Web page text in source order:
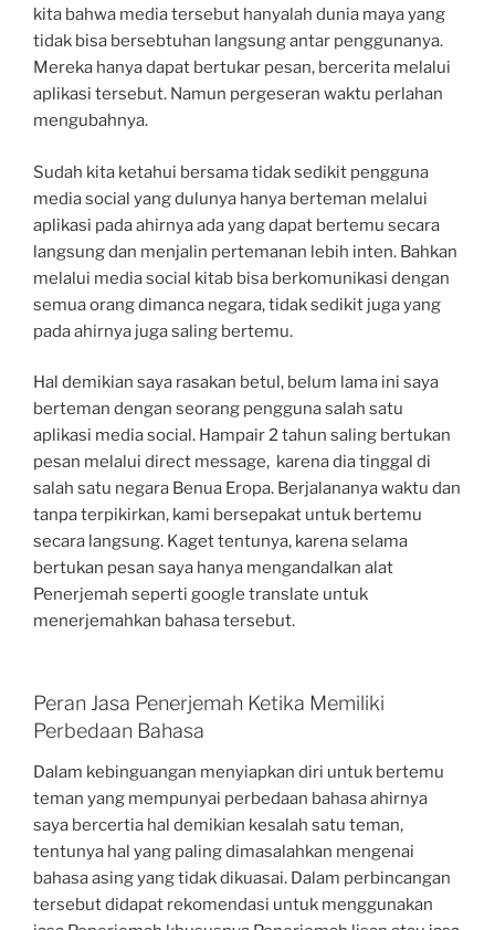
kita bahwa media tersebut hanyalah dunia maya yang
tidak bisa bersebtuhan langsung antar penggunanya.
Mereka hanya dapat bertukar pesan, bercerita melalui
aplikasi tersebut. Namun pergeseran waktu perlahan
mengubahnya.
Sudah kita ketahui bersama tidak sedikit pengguna
media social yang dulunya hanya berteman melalui
aplikasi pada ahirnya ada yang dapat bertemu secara
langsung dan menjalin pertemanan lebih inten. Bahkan
melalui media social kitab bisa berkomunikasi dengan
semua orang dimanca negara, tidak sedikit juga yang
pada ahirnya juga saling bertemu.
Hal demikian saya rasakan betul, belum lama ini saya
berteman dengan seorang pengguna salah satu
aplikasi media social. Hampair 2 tahun saling bertukan
pesan melalui direct message, karena dia tinggal di
salah satu negara Benua Eropa. Berjalananya waktu dan
tanpa terpikirkan, kami bersepakat untuk bertemu
secara langsung. Kaget tentunya, karena selama
bertukan pesan saya hanya mengandalkan alat
Penerjemah seperti google translate untuk
menerjemahkan bahasa tersebut.
Peran Jasa Penerjemah Ketika Memiliki
Perbedaan Bahasa
Dalam kebinguangan menyiapkan diri untuk bertemu
teman yang mempunyai perbedaan bahasa ahirnya
saya bercertia hal demikian kesalah satu teman,
tentunya hal yang paling dimasalahkan mengenai
bahasa asing yang tidak dikuasai. Dalam perbincangan
tersebut didapat rekomendasi untuk menggunakan